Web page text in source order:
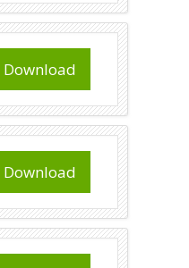
Download
Download